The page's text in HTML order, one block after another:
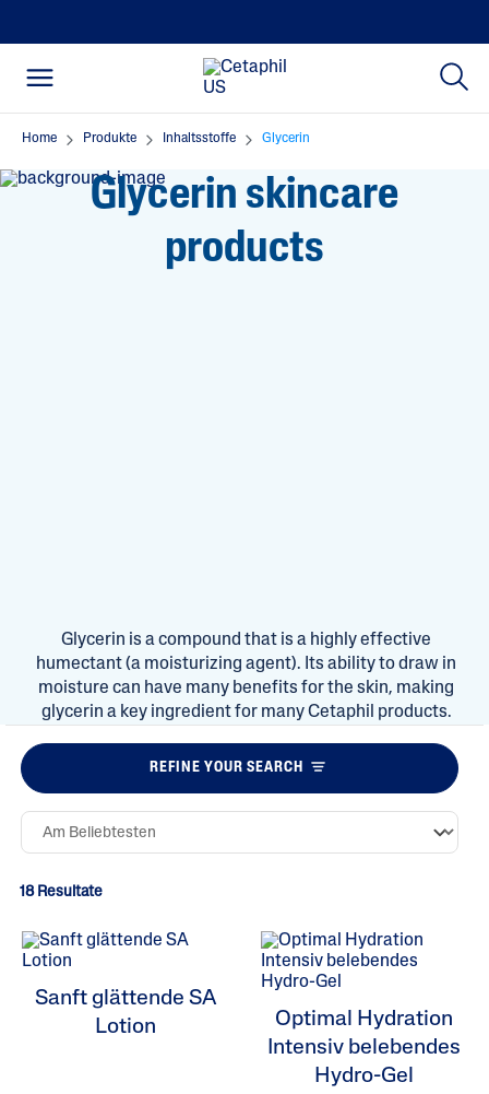
Home Produkte Inhaltsstoffe Glycerin
Glycerin skincare
products
Glycerin is a compound that is a highly effective
humectant (a moisturizing agent). Its ability to draw in
moisture can have many benefits for the skin, making
glycerin a key ingredient for many Cetaphil products.
REFINE YOUR SEARCH
18 Resultate
Sanft glättende SA
Lotion
Optimal Hydration
Intensiv belebendes
Hydro-Gel